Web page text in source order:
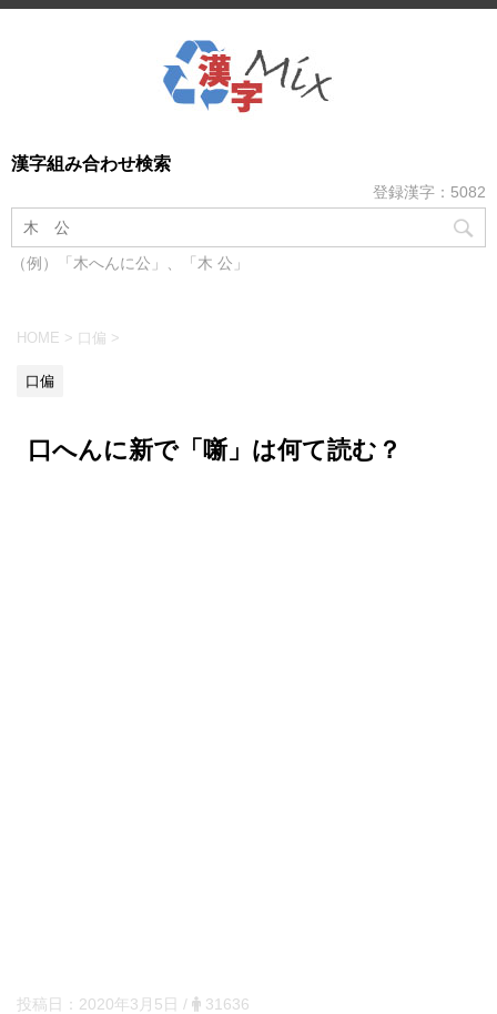
漢字組み合わせ検索
登録漢字：5082
（例）「木へんに公」、「木 公」
HOME > 口偏 >
口偏
口へんに新で「噺」は何て読む？
投稿日： 2020年3月5日 / 31636